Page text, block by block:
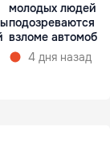
молодых людей
подозреваются во
взломе
4 дня назад